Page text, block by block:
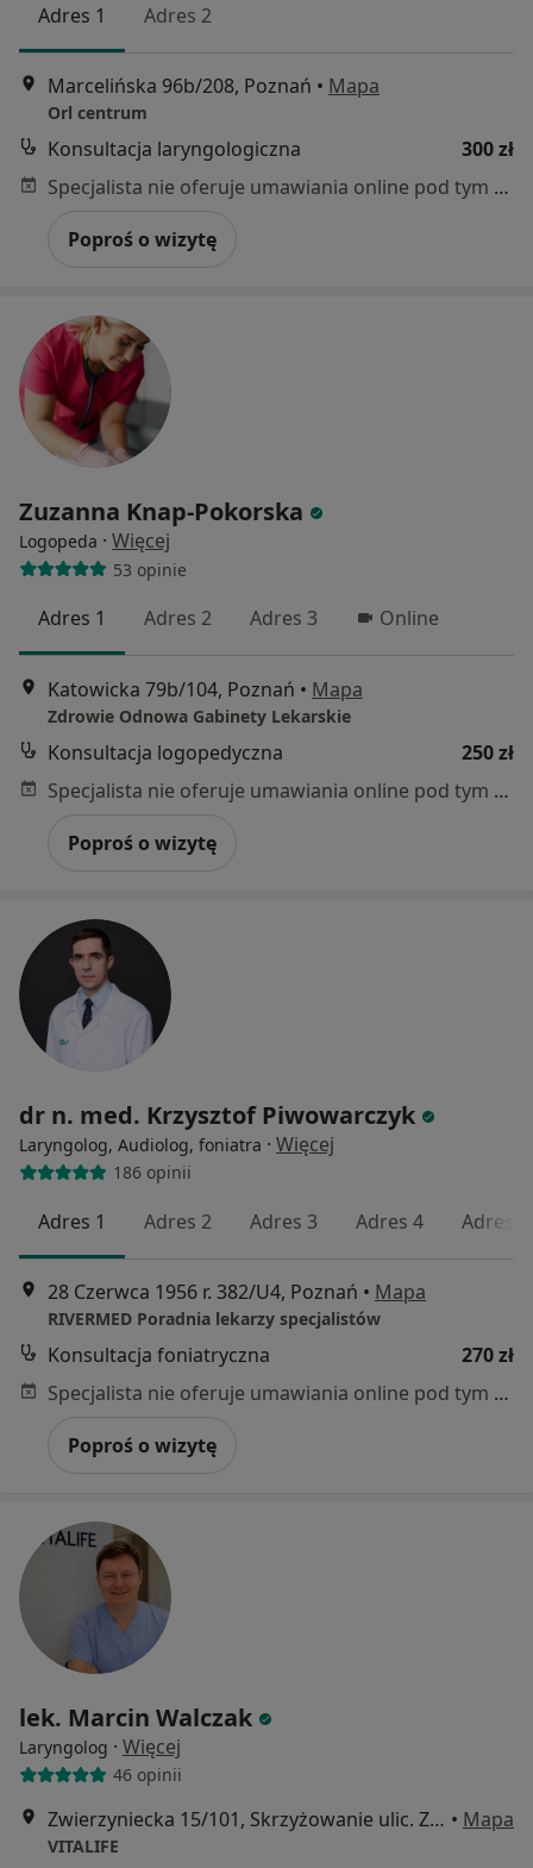
Adres 1 Adres 2
Marcelińska 96b/208, Poznań • Mapa
Orl centrum
Konsultacja laryngologiczna
300 zł
Specjalista nie oferuje umawiania online pod tym adresem.
Poproś o wizytę
Zuzanna Knap-Pokorska
Logopeda · Więcej
53 opinie
Adres 1 Adres 2 Adres 3 Online
Katowicka 79b/104, Poznań • Mapa
Zdrowie Odnowa Gabinety Lekarskie
Konsultacja logopedyczna
250 zł
Specjalista nie oferuje umawiania online pod tym adresem.
Poproś o wizytę
dr n. med. Krzysztof Piwowarczyk
Laryngolog, Audiolog, foniatra · Więcej
186 opinii
Adres 1 Adres 2 Adres 3 Adres 4 Adres 5
28 Czerwca 1956 r. 382/U4, Poznań • Mapa
RIVERMED Poradnia lekarzy specjalistów
Konsultacja foniatryczna
270 zł
Specjalista nie oferuje umawiania online pod tym adresem.
Poproś o wizytę
lek. Marcin Walczak
Laryngolog · Więcej
46 opinii
Zwierzyniecka 15/101, Skrzyżowanie ulic. Zwierzyniecka i Gajowa, Poznań • Mapa
VITALIFE